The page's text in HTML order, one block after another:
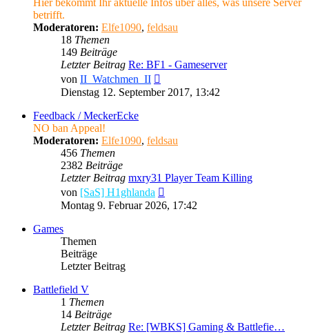
Hier bekommt Ihr aktuelle Infos über alles, was unsere Server
betrifft.
Moderatoren: Elfe1090, feldsau
18 Themen
149 Beiträge
Letzter Beitrag Re: BF1 - Gameserver
von II_Watchmen_II
Beitrag
Dienstag 12. September 2017, 13:42
Feedback / MeckerEcke
NO ban Appeal!
Moderatoren: Elfe1090, feldsau
456 Themen
2382 Beiträge
Letzter Beitrag mxry31 Player Team Killing
von [SaS] H1ghlanda
Beitrag
Montag 9. Februar 2026, 17:42
Games
Themen
Beiträge
Letzter Beitrag
Battlefield V
1 Themen
14 Beiträge
Letzter Beitrag Re: [WBKS] Gaming & Battlefie…